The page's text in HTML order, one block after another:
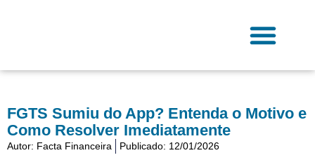
FGTS Sumiu do App? Entenda o Motivo e
Como Resolver Imediatamente
Autor: Facta Financeira Publicado: 12/01/2026